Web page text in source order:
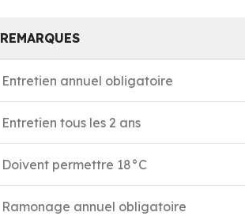
REMARQUES
Entretien annuel obligatoire
Entretien tous les 2 ans
Doivent permettre 18°C
Ramonage annuel obligatoire